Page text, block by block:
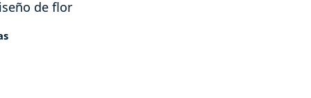
de flor